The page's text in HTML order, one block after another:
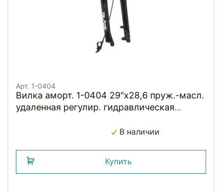
Арт. 1-0404
Вилка аморт. 1-0404 29"х28,6 пруж.-масл.
удаленная регулир. гидравлическая
В наличии
Купить